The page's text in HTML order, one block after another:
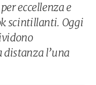
eccellenza e
scintillanti. Oggi
distanza l’una